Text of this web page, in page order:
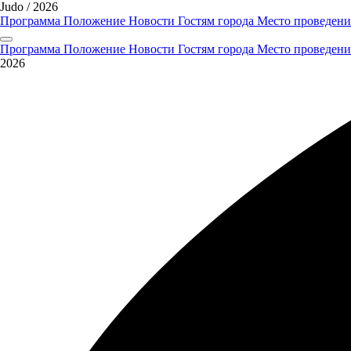
Judo / 2026
Программа Положение Новости Гостям города Место
Программа Положение Новости Гостям города Место
2026